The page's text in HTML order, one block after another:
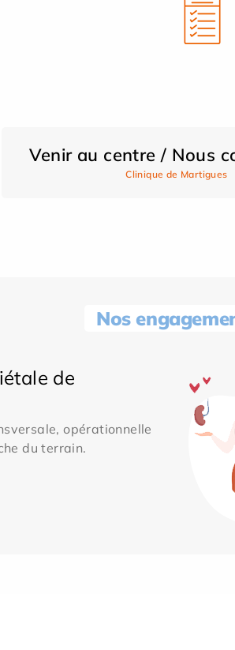
Venir au centre / Nous
Clinique de Martigues
Nos
de
opérationnelle
du terrain.